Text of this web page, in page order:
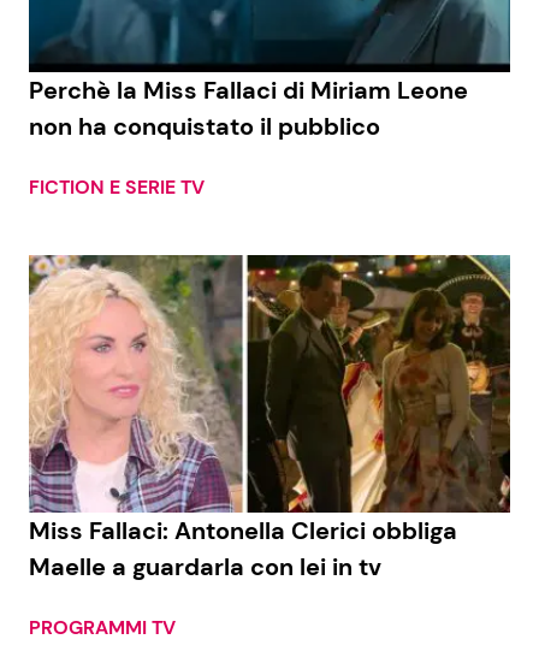
Viaggi e Turismo
Festività
Ricette Feste
Ricette per Bambini
Seguici
Info
Chi siamo
Disclaimer e Privacy
Redazione
Contattaci
Pubblicità
Perchè la Miss Fallaci di Miriam Leone
non ha conquistato il pubblico
FICTION E SERIE TV
Miss Fallaci: Antonella Clerici obbliga
Maelle a guardarla con lei in tv
PROGRAMMI TV